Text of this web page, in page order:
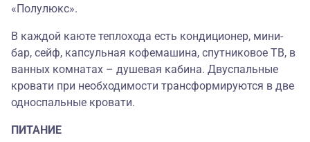
«Полулюкс».
В каждой каюте теплохода есть кондиционер, мини-
бар, сейф, капсульная кофемашина, спутниковое ТВ, в
ванных комнатах – душевая кабина. Двуспальные
кровати при необходимости трансформируются в две
односпальные кровати.
ПИТАНИЕ